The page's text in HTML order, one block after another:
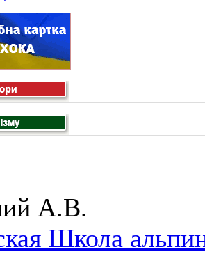
А.В.
Школа